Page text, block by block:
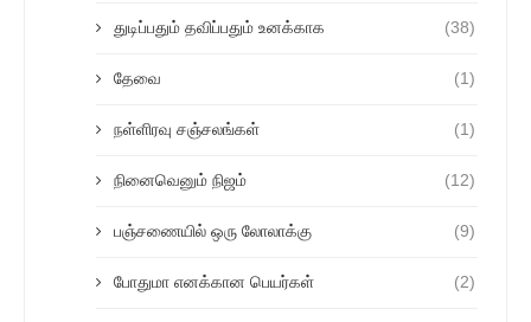
துடிப்பதும் தவிப்பதும் உனக்காக (38)
தேவை (1)
நள்ளிரவு சஞ்சலங்கள் (1)
நினைவெனும் நிஜம் (12)
பஞ்சணையில் ஒரு லோலாக்கு (9)
போதுமா எனக்கான பெயர்கள் (2)